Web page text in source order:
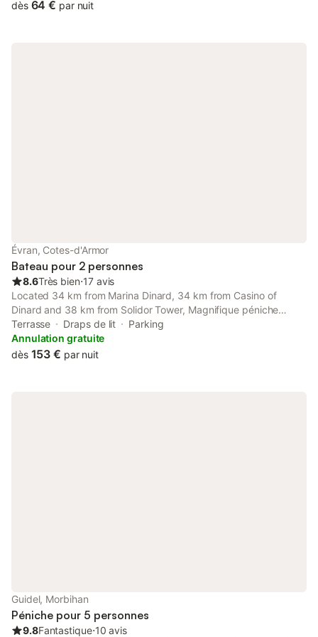
the property and Plage des Arcades is 800 metres away.
dès 64 € par nuit
Évran, Cotes-d'Armor
Bateau pour 2 personnes
8.6Très bien⋅17 avis
Located 34 km from Marina Dinard, 34 km from Casino of
Dinard and 38 km from Solidor Tower, Magnifique péniche
remorqueur à louer offers accommodation situated in Évran.
Terrasse Draps de lit
Parking
Annulation gratuite
dès 153 € par nuit
Guidel, Morbihan
Péniche pour 5 personnes
9.8Fantastique⋅10 avis